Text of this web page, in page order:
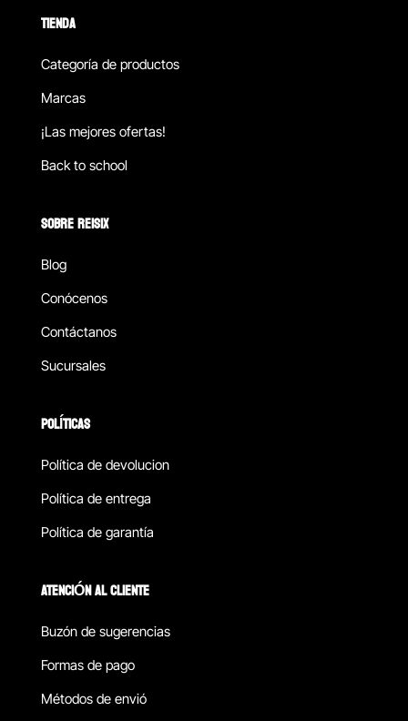
TIENDA
Categoría de productos
Marcas
¡Las mejores ofertas!
Back to school
SOBRE REISIX
Blog
Conócenos
Contáctanos
Sucursales
POLÍTICAS
Política de devolucion
Política de entrega
Política de garantía
ATENCIÓN AL CLIENTE
Buzón de sugerencias
Formas de pago
Métodos de envió